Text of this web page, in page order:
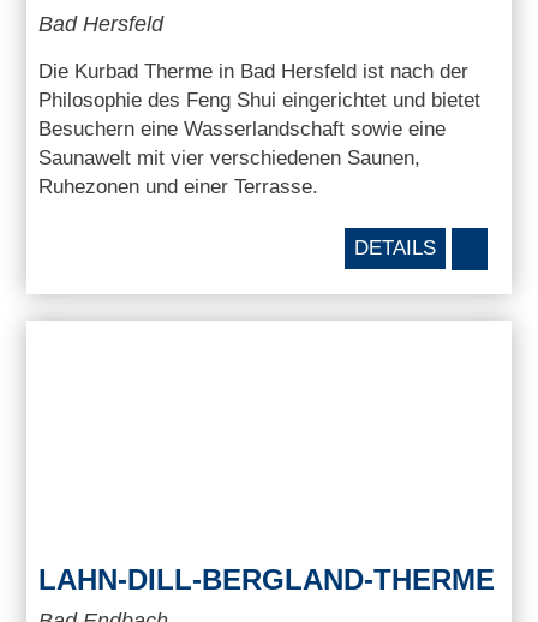
Bad Hersfeld
Die Kurbad Therme in Bad Hersfeld ist nach der
Philosophie des Feng Shui eingerichtet und bietet
Besuchern eine Wasserlandschaft sowie eine
Saunawelt mit vier verschiedenen Saunen,
Ruhezonen und einer Terrasse.
DETAILS
LAHN-DILL-BERGLAND-THERME